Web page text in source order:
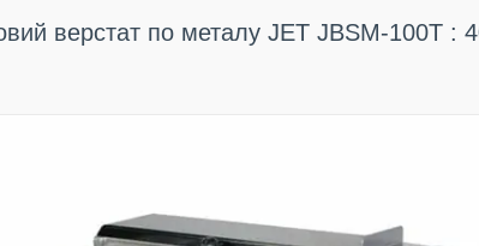
верстат по металу JET JBSM-100T :